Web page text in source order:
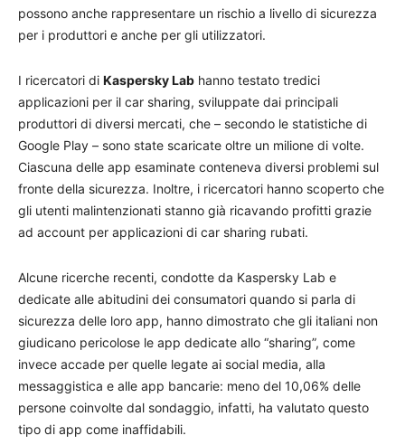
possono anche rappresentare un rischio a livello di sicurezza
per i produttori e anche per gli utilizzatori.
I ricercatori di Kaspersky Lab hanno testato tredici
applicazioni per il car sharing, sviluppate dai principali
produttori di diversi mercati, che – secondo le statistiche di
Google Play – sono state scaricate oltre un milione di volte.
Ciascuna delle app esaminate conteneva diversi problemi sul
fronte della sicurezza. Inoltre, i ricercatori hanno scoperto che
gli utenti malintenzionati stanno già ricavando profitti grazie
ad account per applicazioni di car sharing rubati.
Alcune ricerche recenti, condotte da Kaspersky Lab e
dedicate alle abitudini dei consumatori quando si parla di
sicurezza delle loro app, hanno dimostrato che gli italiani non
giudicano pericolose le app dedicate allo “sharing”, come
invece accade per quelle legate ai social media, alla
messaggistica e alle app bancarie: meno del 10,06% delle
persone coinvolte dal sondaggio, infatti, ha valutato questo
tipo di app come inaffidabili.